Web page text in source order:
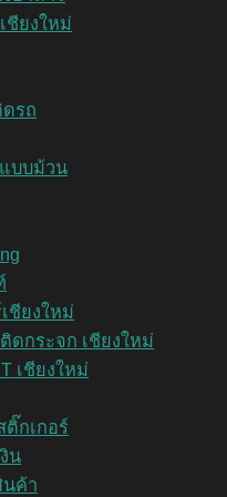
ชียงใหม่
รถ
บบม้วน
ชียงใหม่
ดกระจก เชียงใหม่
เชียงใหม่
กเกอร์
น
นค้า